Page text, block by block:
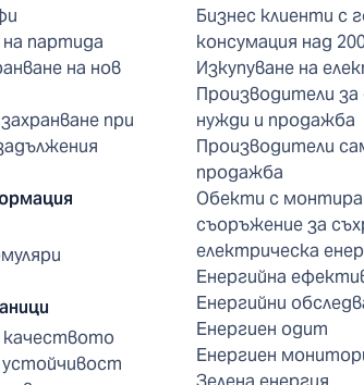
партида
на нов
при
качеството
Бизнес клиенти с
консумация над
Изкупуване на
Производители
нужди и продажба
Производители
продажба
Обекти с
съоръжение за
електрическа
Енергийна
Енергийни
Енергиен одит
Енергиен